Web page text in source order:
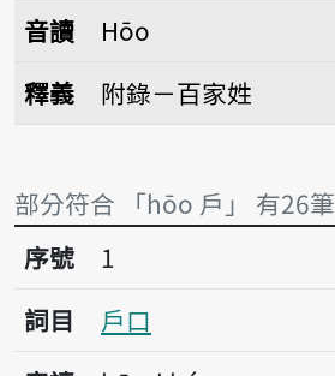
音讀
Hōo
釋義
附錄－百家姓
部分符合 「hōo 戶」 有26筆
序號1戶口
序號
1
詞目
戶口